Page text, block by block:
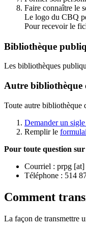
Faire connaître le
Le logo du CBQ
Pour recevoir le
Bibliothèque
Les bibliothèques
Autre bibliothèque
Toute autre bibliothèque
Demander un
Remplir le f
Pour toute question sur
Courriel : prpg [at]
Téléphone : 514
Comment
La façon de transmettre